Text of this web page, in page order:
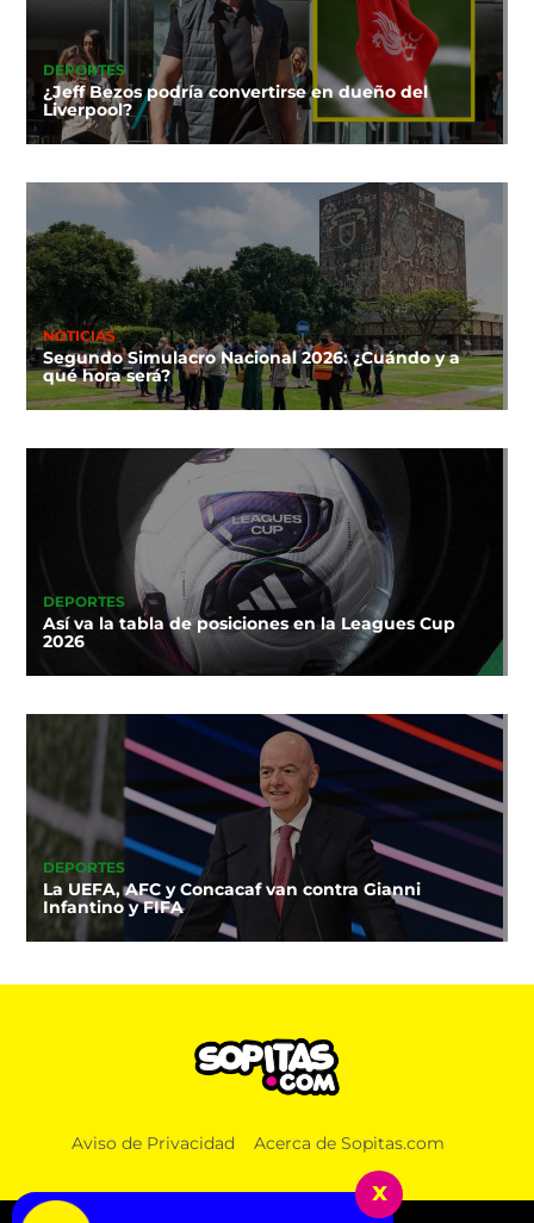
DEPORTES
¿Jeff Bezos podría convertirse en dueño del
Liverpool?
NOTICIAS
Segundo Simulacro Nacional 2026: ¿Cuándo y a
qué hora será?
DEPORTES
Así va la tabla de posiciones en la Leagues Cup
2026
DEPORTES
La UEFA, AFC y Concacaf van contra Gianni
Infantino y FIFA
Aviso de Privacidad Acerca de Sopitas.com
x